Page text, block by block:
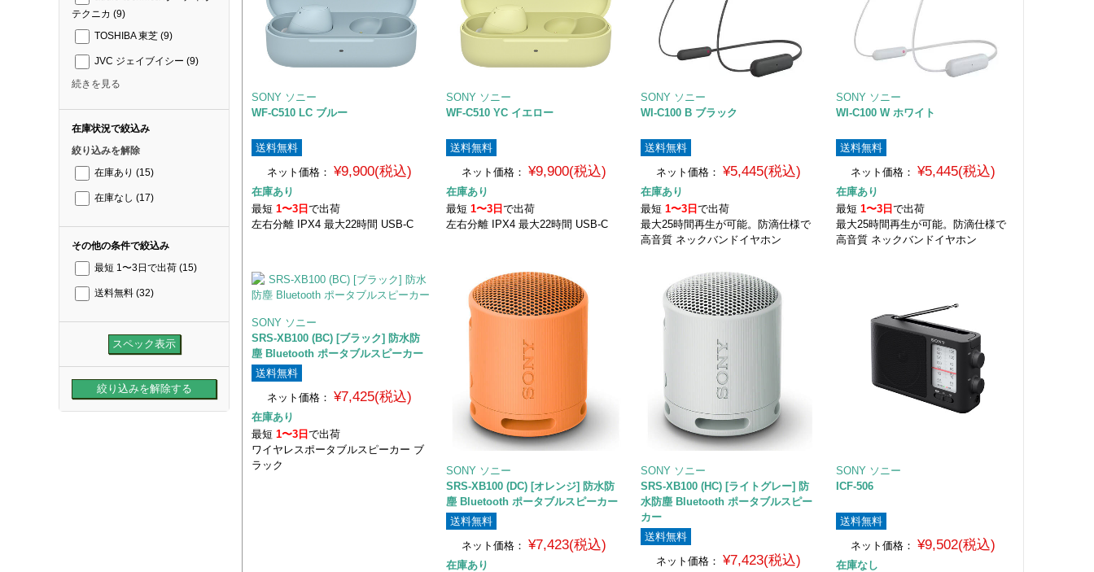
テクニカ (9)
TOSHIBA 東芝 (9)
JVC ジェイブイシー (9)
続きを見る
在庫状況で絞込み
絞り込みを解除
在庫あり (15)
在庫なし (17)
その他の条件で絞込み
最短 1〜3日で出荷 (15)
送料無料 (32)
SONY ソニー
WF-C510 LC ブルー
送料無料
ネット価格： ¥9,900(税込)
在庫あり
最短 1〜3日 で出荷
左右分離 IPX4 最大22時間 USB-C
SONY ソニー
WF-C510 YC イエロー
送料無料
ネット価格： ¥9,900(税込)
在庫あり
最短1〜3日で出荷
左右分離 IPX4 最大22時間 USB-C
SONY ソニー
WI-C100 B ブラック
送料無料
ネット価格：
¥5,445(税込)
在庫あり
最短1〜3日で出荷
最大25時間再生が可能。防滴仕様で
高音質 ネックバンドイヤホン
SONY ソニー
WI-C100 W ホワイト
送料無料
ネット価格：
¥5,445(税込)
在庫あり
最短 1〜3日 で出荷
最大25時間再生が可能。防滴仕様で
高音質 ネックバンドイヤホン
SONY ソニー
SRS-XB100 (BC) [ブラック] 防水防
塵 Bluetooth ポータブルスピーカー
送料無料
ネット価格： ¥7,425(税込)
在庫あり
最短 1〜3日 で出荷
ワイヤレスポータブルスピーカー ブ
ラック
SONY ソニー
SRS-XB100 (DC) [オレンジ] 防水防
塵 Bluetooth ポータブルスピーカー
送料無料
ネット価格： ¥7,423(税込)
在庫あり
SONY ソニー
SRS-XB100 (HC) [ライトグレー] 防
水防塵 Bluetooth ポータブルスピー
カー
送料無料
ネット価格：
¥7,423(税込)
SONY ソニー
ICF-506
送料無料
ネット価格：
¥9,502(税込)
在庫なし